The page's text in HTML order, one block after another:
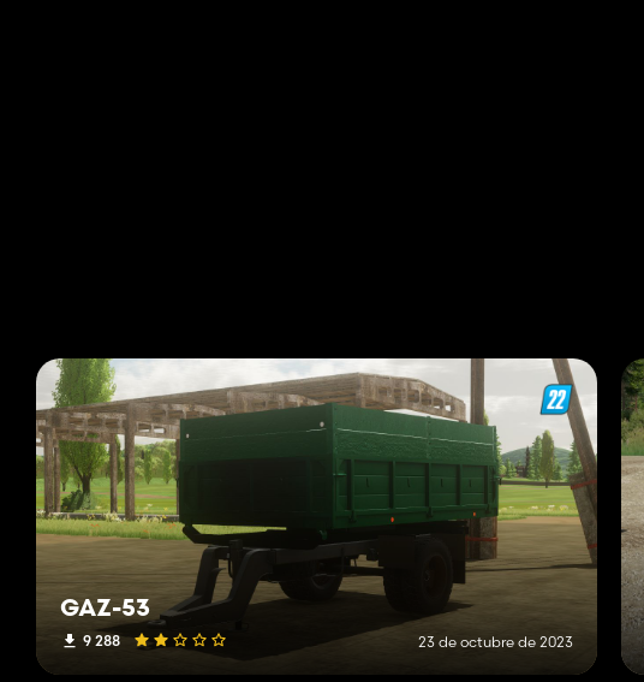
GAZ-53
9 288 23 de octubre de 2023